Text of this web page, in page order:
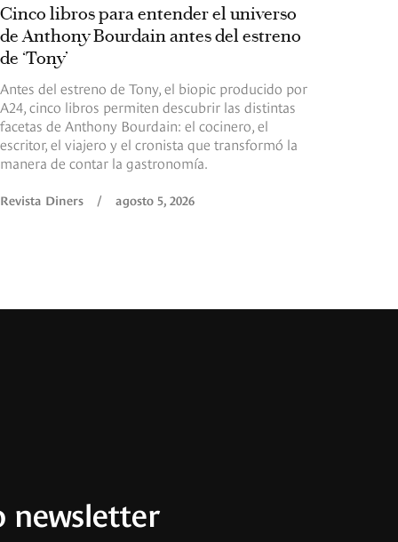
Cinco libros para entender el universo
de Anthony Bourdain antes del estreno
de ‘Tony’
Antes del estreno de Tony, el biopic producido por
A24, cinco libros permiten descubrir las distintas
facetas de Anthony Bourdain: el cocinero, el
escritor, el viajero y el cronista que transformó la
manera de contar la gastronomía.
Revista Diners / agosto 5, 2026
newsletter